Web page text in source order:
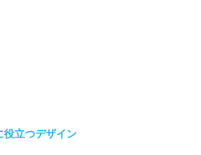
役立つデザイン